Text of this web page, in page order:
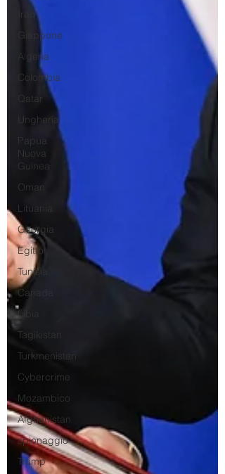
Iraq
Giappone
Algeria
Colombia
Qatar
Ungheria
Papua
Nuova
Guinea
Oman
Lituania
Georgia
Egitto
Tunisia
Canada
Libia
Tagikistan
Turkmenistan
Cybercrime
Mozambico
Afghanistan
spionaggio
Trump